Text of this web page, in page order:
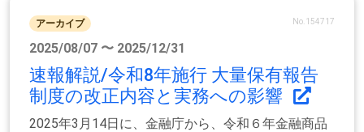
アーカイブ No.154717
2025/08/07 〜 2025/12/31
速報解説/令和8年施行 大量保有報告
制度の改正内容と実務への影響
2025年3月14日に、金融庁から、令和６年金融商品